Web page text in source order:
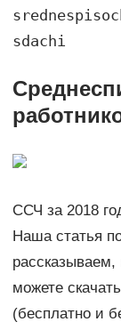
sdachi
ССЧ за 2018
Наша статья
можете
(бесплатно и